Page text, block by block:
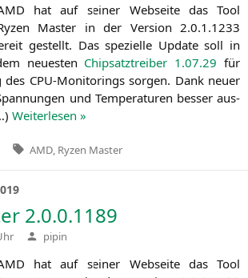
hat auf sei­ner Web­sei­te das Tool
Mas­ter in der Ver­si­on 2.0.1.1233
gestellt. Das spe­zi­el­le Update soll in
neu­es­ten Chip­satz­trei­ber 1.07.29 für
des CPU-Moni­to­rings sor­gen. Dank neu­er
und Tem­pe­ra­tu­ren bes­ser aus­
Wei­ter­le­sen »
Tags:
AMD Ryzen Master
2.0.0.1189
Verfasst
von
pipin
hat auf sei­ner Web­sei­te das Tool